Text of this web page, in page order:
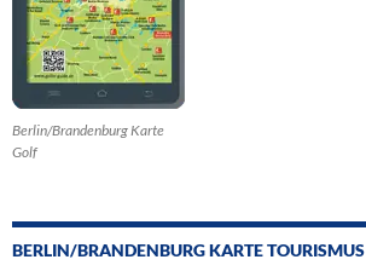
Berlin/Brandenburg Karte
Golf
BERLIN/BRANDENBURG KARTE TOURISMUS